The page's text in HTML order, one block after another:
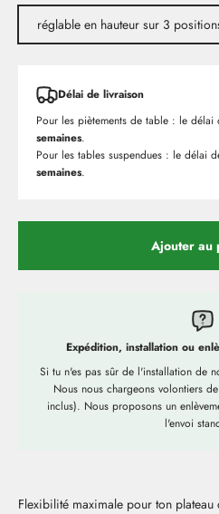
réglable en hauteur sur 3
Délai de livraison
Pour les piètements de table : le délai
semaines.
Pour les tables suspendues : le délai
semaines.
Ajouter au
Expédition, installation ou
Si tu n'es pas sûr de l'installation de
Nous nous chargeons volontiers
inclus). Nous proposons un
l'envoi
Flexibilité maximale pour ton